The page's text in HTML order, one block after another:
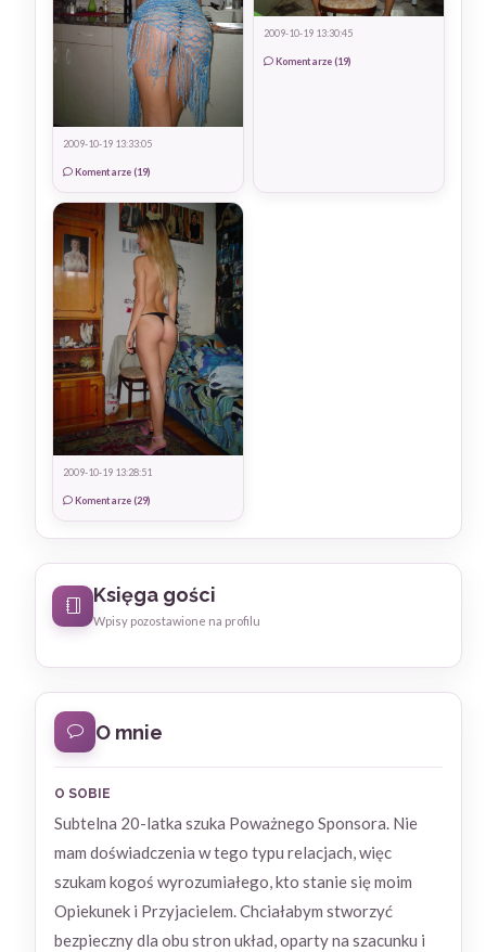
2009-10-19 13:33:05
Komentarze (19)
2009-10-19 13:30:45
Komentarze (19)
2009-10-19 13:28:51
Komentarze (29)
Księga gości
Wpisy pozostawione na profilu
O mnie
O SOBIE
Subtelna 20-latka szuka Poważnego Sponsora. Nie
mam doświadczenia w tego typu relacjach, więc
szukam kogoś wyrozumiałego, kto stanie się moim
Opiekunek i Przyjacielem. Chciałabym stworzyć
bezpieczny dla obu stron układ, oparty na szacunku i